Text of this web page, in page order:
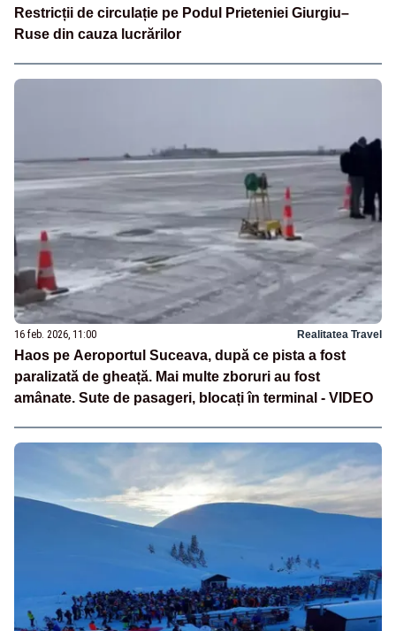
Restricții de circulație pe Podul Prieteniei Giurgiu–
Ruse din cauza lucrărilor
16 feb. 2026, 11:00 Realitatea Travel
Haos pe Aeroportul Suceava, după ce pista a fost
paralizată de gheață. Mai multe zboruri au fost
amânate. Sute de pasageri, blocați în terminal - VIDEO